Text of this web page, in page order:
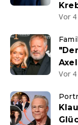
Vor
Vor